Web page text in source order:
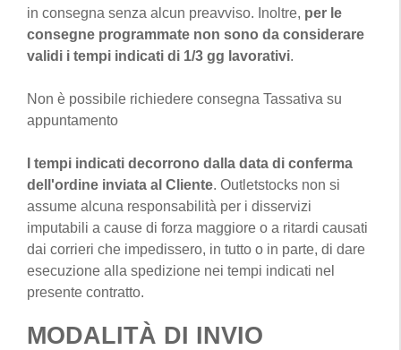
in consegna senza alcun preavviso. Inoltre, per le
consegne programmate non sono da considerare
validi i tempi indicati di 1/3 gg lavorativi.
Non è possibile richiedere consegna Tassativa su
appuntamento
I tempi indicati decorrono dalla data di conferma
dell'ordine inviata al Cliente. Outletstocks non si
assume alcuna responsabilità per i disservizi
imputabili a cause di forza maggiore o a ritardi causati
dai corrieri che impedissero, in tutto o in parte, di dare
esecuzione alla spedizione nei tempi indicati nel
presente contratto.
MODALITÀ DI INVIO